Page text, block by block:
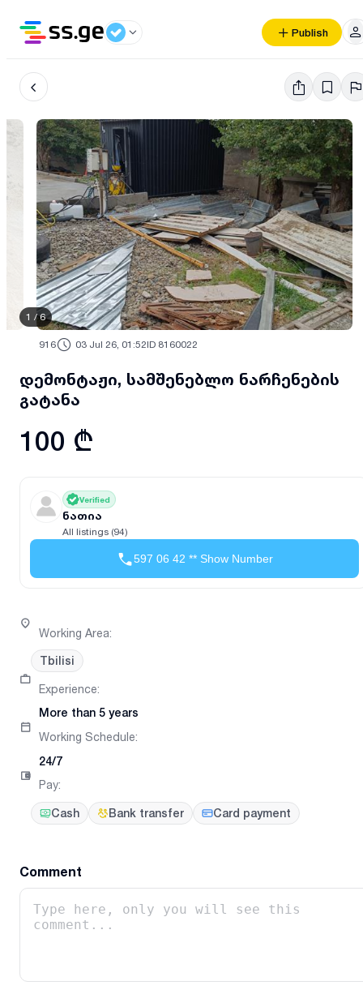
Publish
1 / 6
916 03 Jul 26, 01:52ID 8160022
დემონტაჟი, სამშენებლო ნარჩენების
გატანა
100 ₾
Verified
ნათია
All listings (94)
597 06 42 ** Show Number
Working Area:
Tbilisi
Experience:
More than 5 years
Working Schedule:
24/7
Pay:
Cash Bank transfer Card payment
Comment